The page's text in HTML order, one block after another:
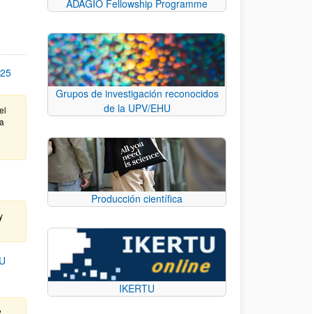
ADAGIO Fellowship Programme
Grupos de investigación reconocidos
de la UPV/EHU
Producción científica
IKERTU